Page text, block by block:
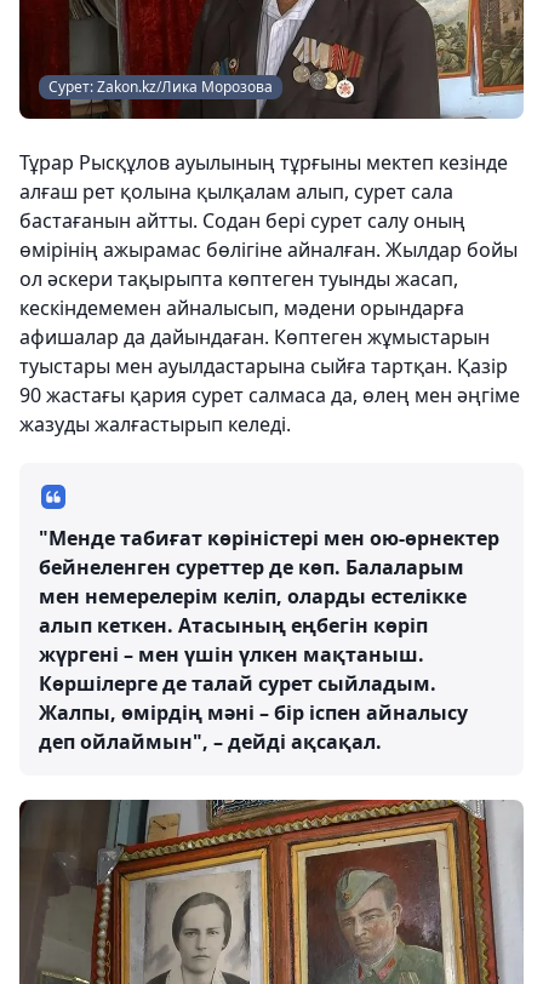
Сурет: Zakon.kz/Лика Морозова
Тұрар Рысқұлов ауылының тұрғыны мектеп кезінде
алғаш рет қолына қылқалам алып, сурет сала
бастағанын айтты. Содан бері сурет салу оның
өмірінің ажырамас бөлігіне айналған. Жылдар бойы
ол әскери тақырыпта көптеген туынды жасап,
кескіндемемен айналысып, мәдени орындарға
афишалар да дайындаған. Көптеген жұмыстарын
туыстары мен ауылдастарына сыйға тартқан. Қазір
90 жастағы қария сурет салмаса да, өлең мен әңгіме
жазуды жалғастырып келеді.
"Менде табиғат көріністері мен ою-өрнектер
бейнеленген суреттер де көп. Балаларым
мен немерелерім келіп, оларды естелікке
алып кеткен. Атасының еңбегін көріп
жүргені – мен үшін үлкен мақтаныш.
Көршілерге де талай сурет сыйладым.
Жалпы, өмірдің мәні – бір іспен айналысу
деп ойлаймын", – дейді ақсақал.